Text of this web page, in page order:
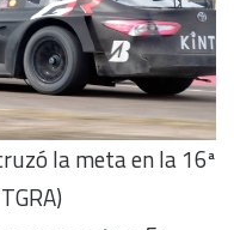
la meta en la 16ª